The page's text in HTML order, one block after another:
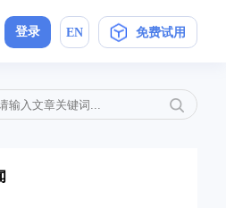
务
开展优质护理服务，信
登录 EN 免费试用